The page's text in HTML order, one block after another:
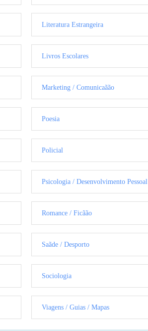
Literatura Estrangeira
Livros Escolares
Marketing / Comunicaãão
Poesia
Policial
Psicologia / Desenvolvimento Pessoal
Romance / Ficãão
Saãde / Desporto
Sociologia
Viagens / Guias / Mapas